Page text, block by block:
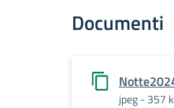
Documenti
jpeg - 357